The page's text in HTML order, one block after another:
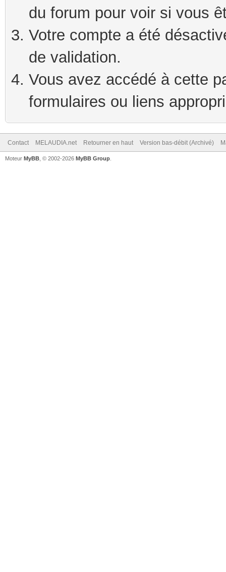
du forum pour voir si vous
Votre compte a été
de validation.
Vous avez accédé à cette
formulaires ou liens
Contact MELAUDIA.net Retourner en haut Version bas-débit (Archivé)
Moteur MyBB , © 2002-2026 MyBB Group